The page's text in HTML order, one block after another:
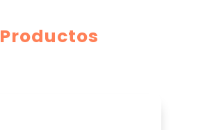
Productos